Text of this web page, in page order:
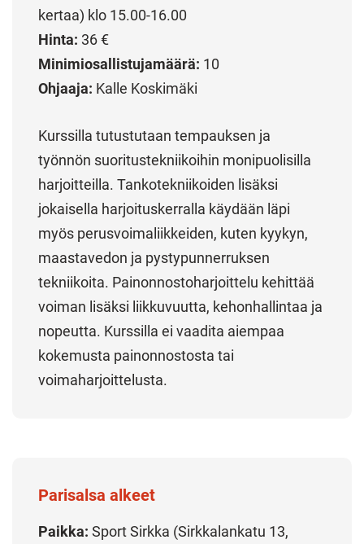
kertaa) klo 15.00-16.00
Hinta: 36 €
Minimiosallistujamäärä: 10
Ohjaaja: Kalle Koskimäki
Kurssilla tutustutaan tempauksen ja
työnnön suoritustekniikoihin monipuolisilla
harjoitteilla. Tankotekniikoiden lisäksi
jokaisella harjoituskerralla käydään läpi
myös perusvoimaliikkeiden, kuten kyykyn,
maastavedon ja pystypunnerruksen
tekniikoita. Painonnostoharjoittelu kehittää
voiman lisäksi liikkuvuutta, kehonhallintaa ja
nopeutta. Kurssilla ei vaadita aiempaa
kokemusta painonnostosta tai
voimaharjoittelusta.
Parisalsa alkeet
Paikka: Sport Sirkka (Sirkkalankatu 13,